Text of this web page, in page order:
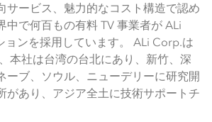
サービス、魅力的なコスト構造で認め
中で何百もの有料 TV 事業者が ALi
ョンを採用しています。 ALi Corp.は
本社は台湾の台北にあり、新竹、深
ーブ、ソウル、ニューデリーに研究開
があり、アジア全土に技術サポートチ